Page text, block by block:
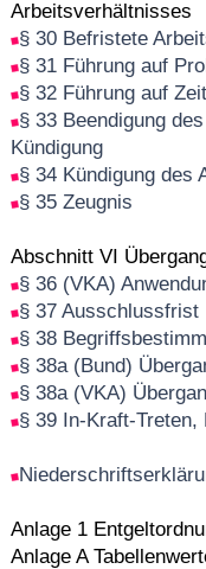
Arbeitsverhältnisses
§ 30 Befristete
§ 31 Führung auf
§ 32 Führung auf Zeit
§ 33 Beendigung
Kündigung
§ 34 Kündigung des
§ 35 Zeugnis
Abschnitt VI
§ 36 (VKA)
§ 37 Ausschlussfrist
§ 38
§ 38a (Bund)
§ 38a (VKA)
§ 39 In-Kraft-Treten,
Anlage 1
Anlage A